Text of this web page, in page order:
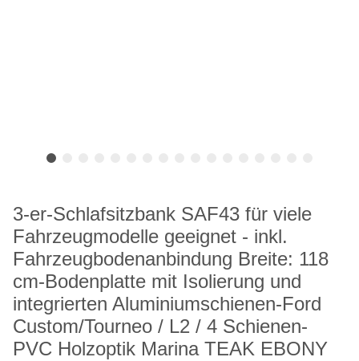
3-er-Schlafsitzbank SAF43 für viele
Fahrzeugmodelle geeignet - inkl.
Fahrzeugbodenanbindung Breite: 118
cm-Bodenplatte mit Isolierung und
integrierten Aluminiumschienen-Ford
Custom/Tourneo / L2 / 4 Schienen-
PVC Holzoptik Marina TEAK EBONY